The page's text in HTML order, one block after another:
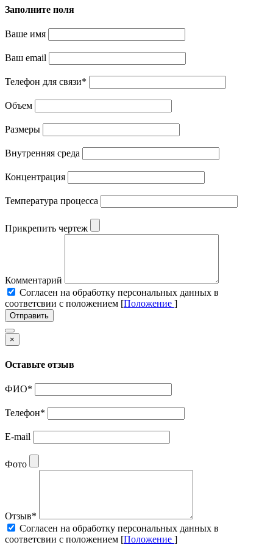
Заполните поля
Ваше имя
Ваш email
Телефон для связи*
Объем
Размеры
Внутренняя среда
Концентрация
Температура процесса
Прикрепить чертеж
Комментарий
Cогласен на обработку персональных данных в
соответсвии с положением [Положение ]
Отправить
×
Оставьте отзыв
ФИО*
Телефон*
E-mail
Фото
Отзыв*
Cогласен на обработку персональных данных в
соответсвии с положением [Положение ]